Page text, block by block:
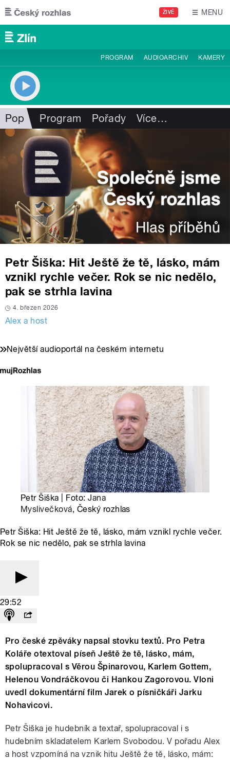
Přejít k hlavnímu obsahu
ŽIVĚ MENU
PROGRAM AUDIOARCHIV KAMERY
Pop Program Pořady Více…
Petr Šiška: Hit Ještě že tě, lásko, mám
vznikl rychle večer. Rok se nic nedělo,
pak se strhla lavina
4. březen 2026
Alex a host
Největší audioportál na českém internetu
Petr Šiška | Foto:Jana
Myslivečková, Český rozhlas
Petr Šiška: Hit Ještě že tě, lásko, mám vznikl rychle večer.
Rok se nic nedělo, pak se strhla lavina
29:52
Pro české zpěváky napsal stovku textů. Pro Petra
Koláře otextoval píseň Ještě že tě, lásko, mám,
spolupracoval s Věrou Špinarovou, Karlem Gottem,
Helenou Vondráčkovou či Hankou Zagorovou. Vloni
uvedl dokumentární film Jarek o písničkáři Jarku
Nohavicovi.
Petr Šiška je hudebník a textař, spolupracoval i s
hudebním skladatelem Karlem Svobodou. V pořadu Alex
a host vzpomíná na vznik hitu Ještě že tě, lásko, mám: